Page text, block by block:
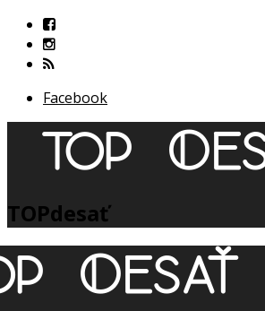
Facebook
TOPdesať